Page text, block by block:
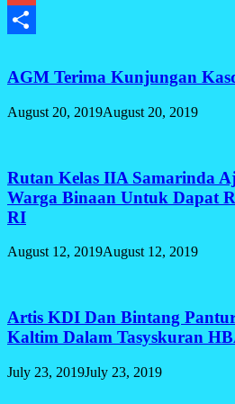
Gmail
AGM Terima Kunjungan
August 20, 2019August 20, 2019
Rutan Kelas IIA Samarinda
Warga Binaan Untuk Dapat
RI
August 12, 2019August 12, 2019
Artis KDI Dan Bintang
Kaltim Dalam Tasyskuran
July 23, 2019July 23, 2019